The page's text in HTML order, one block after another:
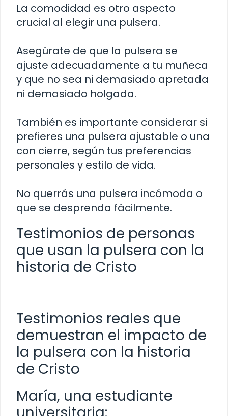
La comodidad es otro aspecto
crucial al elegir una pulsera.
Asegúrate de que la pulsera se
ajuste adecuadamente a tu muñeca
y que no sea ni demasiado apretada
ni demasiado holgada.
También es importante considerar si
prefieres una pulsera ajustable o una
con cierre, según tus preferencias
personales y estilo de vida.
No querrás una pulsera incómoda o
que se desprenda fácilmente.
Testimonios de personas
que usan la pulsera con la
historia de Cristo
Testimonios reales que
demuestran el impacto de
la pulsera con la historia
de Cristo
María, una estudiante